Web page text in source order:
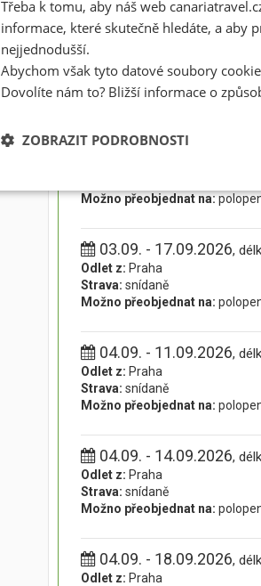
Strava: snídaně
Možno přeobjednat na:
03.09. - 13.09.2026
Možno přeobjednat na:
03.09. - 17.09.2026,
Odlet z: Praha
Strava: snídaně
Možno přeobjednat na:
04.09. - 11.09.2026,
Odlet z: Praha
Strava: snídaně
Možno přeobjednat na:
04.09. - 14.09.2026,
Odlet z: Praha
Strava: snídaně
Možno přeobjednat na:
04.09. - 18.09.2026,
Odlet z: Praha
Třeba k tomu, aby náš web
informace, které skutečně hledáte, a aby
nejjednodušší.
Abychom však tyto datové soubory
Dovolíte nám to? Bližší informace o
ZOBRAZIT PODROBNOSTI